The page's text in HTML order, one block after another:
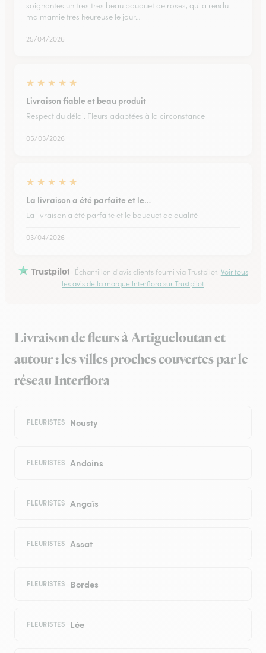
soignantes un tres tres beau bouquet de roses, qui a rendu
ma mamie tres heureuse le jour…
25/04/2026
★ ★ ★ ★ ★
Livraison fiable et beau produit
Respect du délai. Fleurs adaptées à la circonstance
05/03/2026
★ ★ ★ ★ ★
La livraison a été parfaite et le…
La livraison a été parfaite et le bouquet de qualité
03/04/2026
Trustpilot Échantillon d'avis clients fourni via Trustpilot. Voir tous
les avis de la marque Interflora sur Trustpilot
Livraison de fleurs à Artigueloutan et
autour : les villes proches couvertes par le
réseau Interflora
FLEURISTES Nousty
FLEURISTES Andoins
FLEURISTES Angaïs
FLEURISTES Assat
FLEURISTES Bordes
FLEURISTES Lée